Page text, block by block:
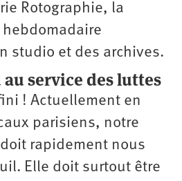
Rotographie, la
studio et des archives.
service des luttes
! Actuellement en
parisiens, notre
rapidement nous
Elle doit surtout être